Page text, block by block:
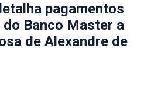
pagamentos
Banco Master a
de Alexandre de